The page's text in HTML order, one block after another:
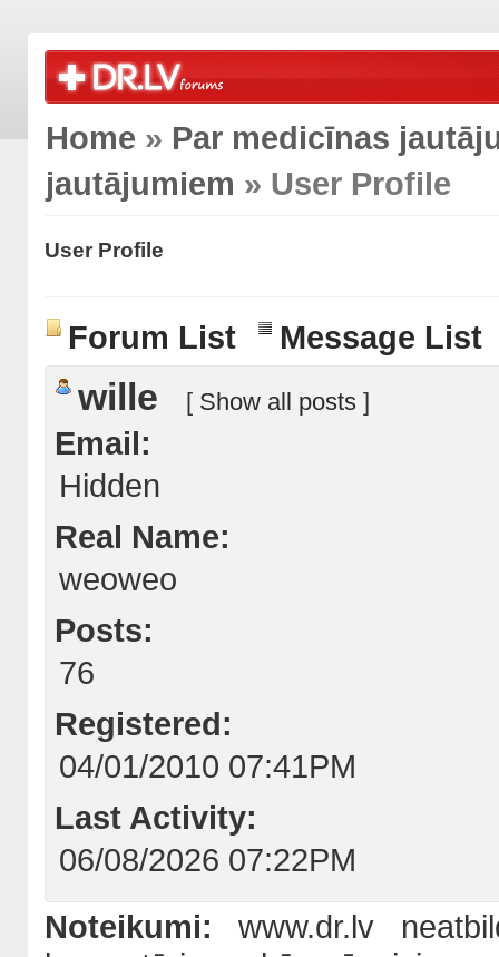
Home » Par medicīnas
jautājumiem » User Profile
User Profile
Forum List Message List
wille [ Show all posts ]
Email:
Hidden
Real Name:
weoweo
Posts:
76
Registered:
04/01/2010 07:41PM
Last Activity:
06/08/2026 07:22PM
Noteikumi:www.dr.lv